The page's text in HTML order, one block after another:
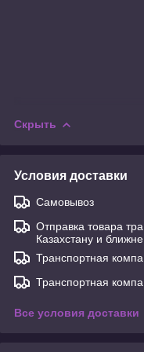
Скрыть
Условия доставки
Самовывоз
Отправка товара
Казахстану и
Транспортная
Транспортная
Все условия доставки